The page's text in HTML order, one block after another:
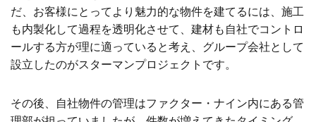
だ、お客様にとってより魅力的な物件を建てるには、施工
も内製化して過程を透明化させて、建材も自社でコントロ
ールする方が理に適っていると考え、グループ会社として
設立したのがスターマンプロジェクトです。
その後、自社物件の管理はファクター・ナイン内にある管